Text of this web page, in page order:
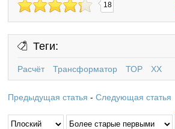
18
Теги:
Расчёт Трансформатор ТОР ХХ
Предыдущая статья -Следующая статья